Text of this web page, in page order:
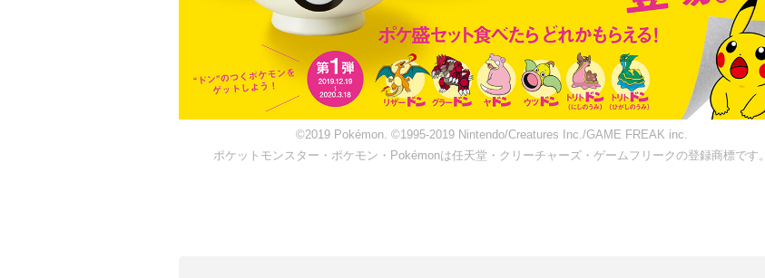
©2019 Pokémon. ©1995-2019 Nintendo/Creatures Inc./GAME FREAK inc.
ポケットモンスター・ポケモン・Pokémonは任天堂・クリーチャーズ・ゲームフリークの登録商標です。